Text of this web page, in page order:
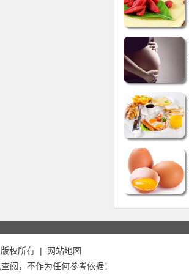
版权所有 |
网站地图
阅，不作为任何参考依据！